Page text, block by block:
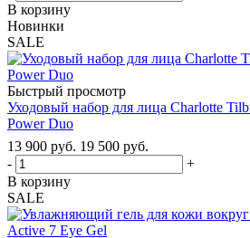
В корзину
Новинки
SALE
Быстрый просмотр
Уходовый набор для лица Charlotte
Power Duo
13 900 руб. 19 500 руб.
-
+
В корзину
SALE